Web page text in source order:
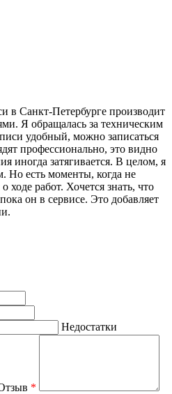
в Санкт-Петербурге производит
Я обращалась за техническим
удобный, можно записаться
профессионально, это видно
иногда затягивается. В целом, я
Но есть моменты, когда не
ходе работ. Хочется знать, что
он в сервисе. Это добавляет
Недостатки
*